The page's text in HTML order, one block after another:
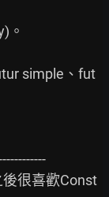
。
simple、fut
很喜歡Const